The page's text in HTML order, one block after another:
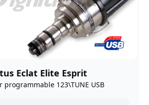
Eclat Elite Esprit
programmable 123\TUNE USB